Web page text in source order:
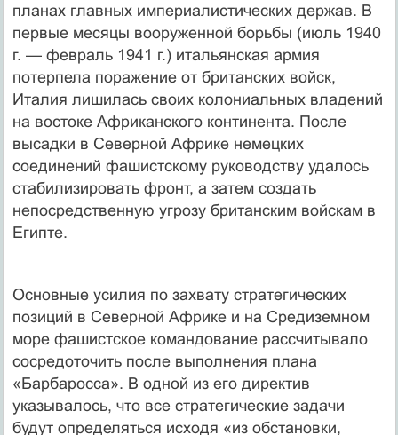
планах главных империалистических держав. В
первые месяцы вооруженной борьбы (июль 1940
г. — февраль 1941 г.) итальянская армия
потерпела поражение от британских войск,
Италия лишилась своих колониальных владений
на востоке Африканского континента. После
высадки в Северной Африке немецких
соединений фашистскому руководству удалось
стабилизировать фронт, а затем создать
непосредственную угрозу британским войскам в
Египте.
Основные усилия по захвату стратегических
позиций в Северной Африке и на Средиземном
море фашистское командование рассчитывало
сосредоточить после выполнения плана
«Барбаросса». В одной из его директив
указывалось, что все стратегические задачи
будут определяться исходя «из обстановки,